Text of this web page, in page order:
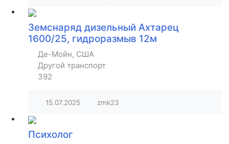
Земснаряд дизельный Ахтарец
1600/25, гидроразмыв 12м
Де-Мойн, США
Другой транспорт
392
15.07.2025 zmk23
Психолог